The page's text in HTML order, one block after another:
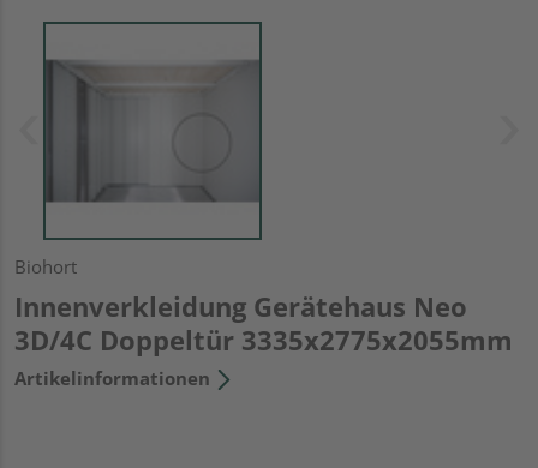
Biohort
Innenverkleidung Gerätehaus Neo
3D/4C Doppeltür 3335x2775x2055mm
Artikelinformationen